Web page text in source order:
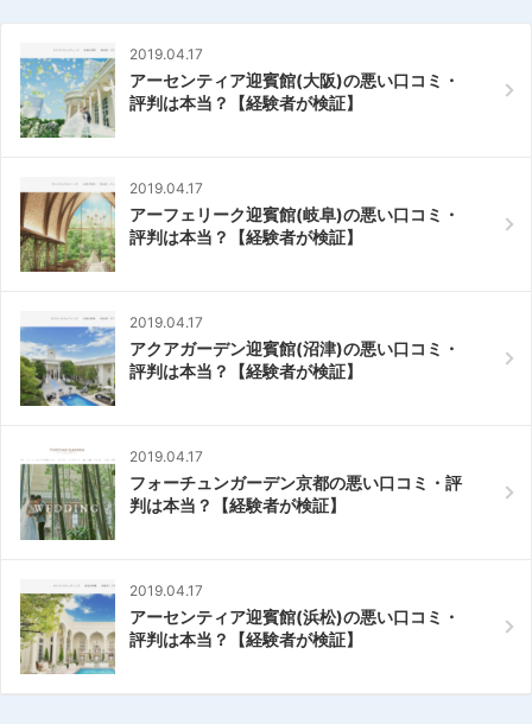
2019.04.17
アーセンティア迎賓館(大阪)の悪い口コミ・
評判は本当？【経験者が検証】
2019.04.17
アーフェリーク迎賓館(岐阜)の悪い口コミ・
評判は本当？【経験者が検証】
2019.04.17
アクアガーデン迎賓館(沼津)の悪い口コミ・
評判は本当？【経験者が検証】
2019.04.17
フォーチュンガーデン京都の悪い口コミ・評
判は本当？【経験者が検証】
2019.04.17
アーセンティア迎賓館(浜松)の悪い口コミ・
評判は本当？【経験者が検証】